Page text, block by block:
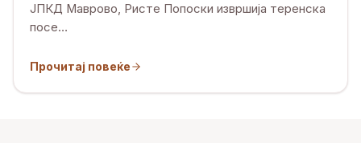
ЈПКД Маврово, Ристе Попоски извршија теренска
посе…
Прочитај повеќе